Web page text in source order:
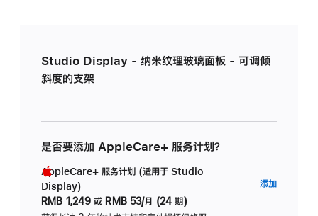
Studio Display - 纳米纹理玻璃面板 - 可调倾
斜度的支架
是否要添加 AppleCare+ 服务计划？
AppleCare+ 服务计划 (适用于 Studio
Display)
RMB 1,249 或 RMB 53/月 (24 期)
添加